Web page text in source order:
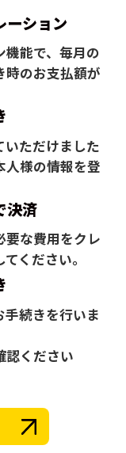
ーション
機能で、毎月の
時のお支払額が
いただけました
人様の情報を登
決済
要な費用をクレ
ください。
手続きを行いま
ください